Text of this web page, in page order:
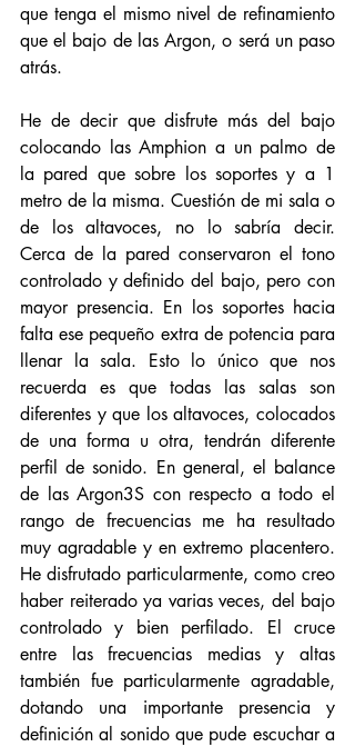
que tenga el mismo nivel de refinamiento
que el bajo de las Argon, o será un paso
atrás.
He de decir que disfrute más del bajo
colocando las Amphion a un palmo de
la pared que sobre los soportes y a 1
metro de la misma. Cuestión de mi sala o
de los altavoces, no lo sabría decir.
Cerca de la pared conservaron el tono
controlado y definido del bajo, pero con
mayor presencia. En los soportes hacia
falta ese pequeño extra de potencia para
llenar la sala. Esto lo único que nos
recuerda es que todas las salas son
diferentes y que los altavoces, colocados
de una forma u otra, tendrán diferente
perfil de sonido. En general, el balance
de las Argon3S con respecto a todo el
rango de frecuencias me ha resultado
muy agradable y en extremo placentero.
He disfrutado particularmente, como creo
haber reiterado ya varias veces, del bajo
controlado y bien perfilado. El cruce
entre las frecuencias medias y altas
también fue particularmente agradable,
dotando una importante presencia y
definición al sonido que pude escuchar a